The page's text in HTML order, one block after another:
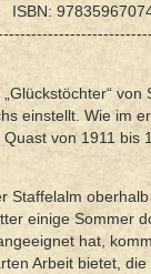
ISBN:
einstellt. Wie im
von 1911
einige Sommer
hat,
Arbeit bietet,